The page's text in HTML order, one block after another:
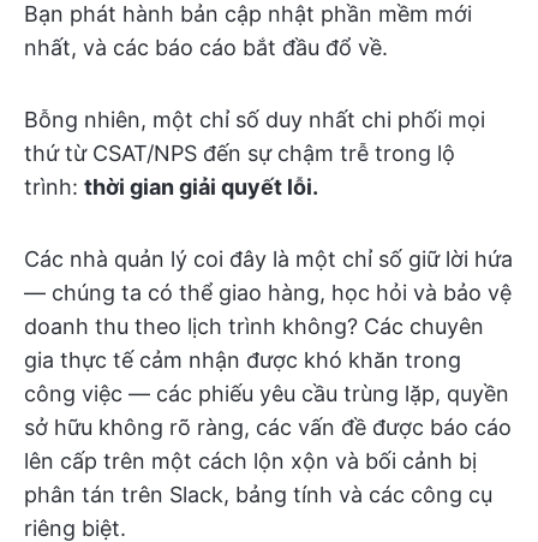
Bạn phát hành bản cập nhật phần mềm mới
nhất, và các báo cáo bắt đầu đổ về.
Bỗng nhiên, một chỉ số duy nhất chi phối mọi
thứ từ CSAT/NPS đến sự chậm trễ trong lộ
trình: thời gian giải quyết lỗi.
Các nhà quản lý coi đây là một chỉ số giữ lời hứa
— chúng ta có thể giao hàng, học hỏi và bảo vệ
doanh thu theo lịch trình không? Các chuyên
gia thực tế cảm nhận được khó khăn trong
công việc — các phiếu yêu cầu trùng lặp, quyền
sở hữu không rõ ràng, các vấn đề được báo cáo
lên cấp trên một cách lộn xộn và bối cảnh bị
phân tán trên Slack, bảng tính và các công cụ
riêng biệt.